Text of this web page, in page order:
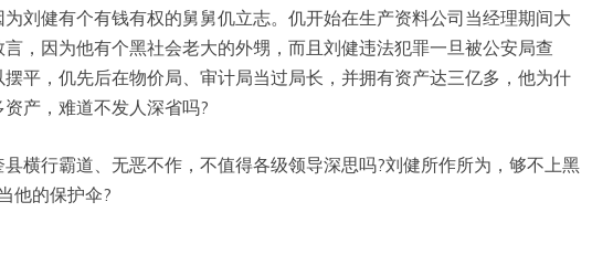
刘健有个有钱有权的舅舅仉立志。仉开始在生产资料公司当经理期间大
，因为他有个黑社会老大的外甥，而且刘健违法犯罪一旦被公安局查
平，仉先后在物价局、审计局当过局长，并拥有资产达三亿多，他为什
产，难道不发人深省吗?
横行霸道、无恶不作，不值得各级领导深思吗?刘健所作所为，够不上黑
他的保护伞?